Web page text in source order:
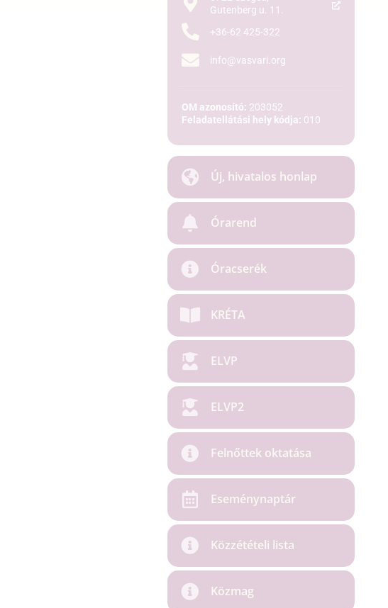
Gutenberg u. 11.
+36-62 425-322
info@vasvari.org
OM azonosító: 203052
Feladatellátási hely kódja: 010
Új, hivatalos honlap
Órarend
Óracserék
KRÉTA
ELVP
ELVP2
Felnőttek oktatása
Eseménynaptár
Közzétételi lista
Közmag